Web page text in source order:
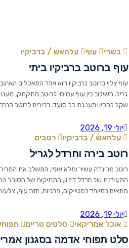
בשרי עוף עלהאש / ברביקיו
עוף ברוטב ברביקיו ביתי
עוף צלוי ברוטב ברביקיו הוא אחד המאכלים
גריל. השילוב בין עוף עסיסי לרוטב מתקתק,
יולי 19, 2026
עלהאש / ברביקיו
רטבים
רוטב בירה וחרדל לגריל
רוטב מרינדה עשיר ומלא אופי, המשלב את
המעודנת של חרדל דיז'ון, המתיקות של הסוכר
יולי 19, 2026
אוכל אמריקאי
סלטים טריים
סלט תפוחי אדמה בסגנון